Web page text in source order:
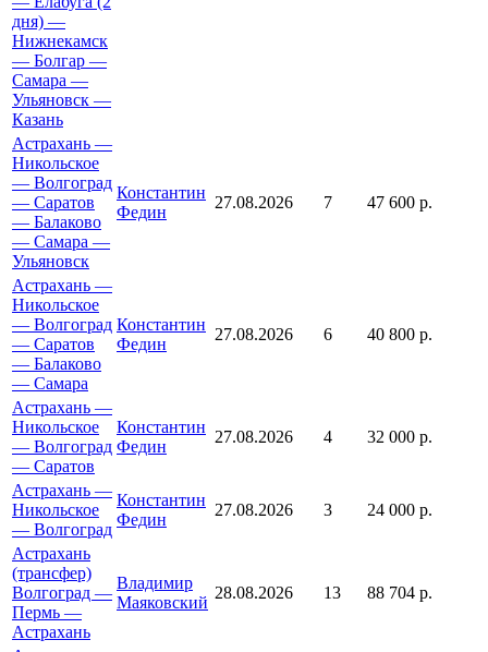
дня) —
Нижнекамск
— Болгар —
Самара —
Ульяновск —
Казань
Астрахань —
Никольское
— Волгоград
— Саратов
— Балаково
— Самара —
Ульяновск
Константин
Федин
27.08.2026 7 47 600 р.
Астрахань —
Никольское
— Волгоград
— Саратов
— Балаково
— Самара
Константин
Федин
27.08.2026 6 40 800 р.
Астрахань —
Никольское
— Волгоград
— Саратов
Константин
Федин
27.08.2026 4 32 000 р.
Астрахань —
Никольское
— Волгоград
Константин
Федин
27.08.2026 3 24 000 р.
Астрахань
(трансфер)
Волгоград —
Пермь —
Астрахань
Владимир
Маяковский
28.08.2026 13 88 704 р.